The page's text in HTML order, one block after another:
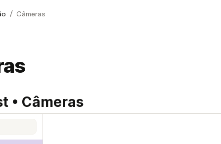
/ Câmeras
• Câmeras